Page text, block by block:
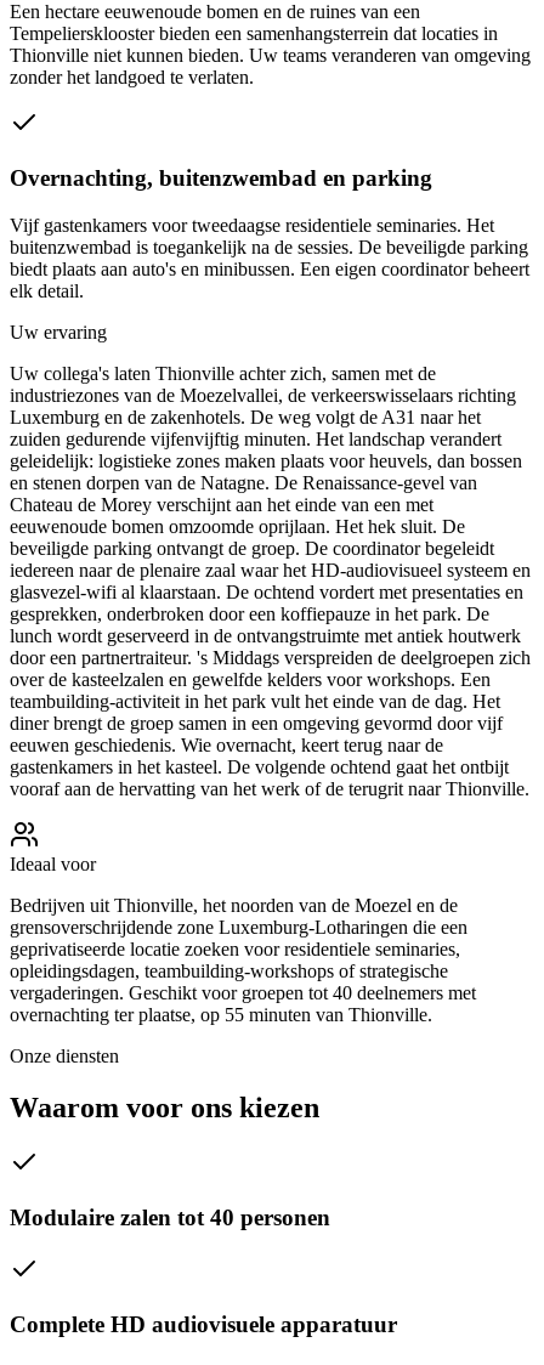
Een hectare eeuwenoude bomen en de ruines van een
Tempeliersklooster bieden een samenhangsterrein dat locaties in
Thionville niet kunnen bieden. Uw teams veranderen van omgeving
zonder het landgoed te verlaten.
Overnachting, buitenzwembad en parking
Vijf gastenkamers voor tweedaagse residentiele seminaries. Het
buitenzwembad is toegankelijk na de sessies. De beveiligde parking
biedt plaats aan auto's en minibussen. Een eigen coordinator beheert
elk detail.
Uw ervaring
Uw collega's laten Thionville achter zich, samen met de
industriezones van de Moezelvallei, de verkeerswisselaars richting
Luxemburg en de zakenhotels. De weg volgt de A31 naar het
zuiden gedurende vijfenvijftig minuten. Het landschap verandert
geleidelijk: logistieke zones maken plaats voor heuvels, dan bossen
en stenen dorpen van de Natagne. De Renaissance-gevel van
Chateau de Morey verschijnt aan het einde van een met
eeuwenoude bomen omzoomde oprijlaan. Het hek sluit. De
beveiligde parking ontvangt de groep. De coordinator begeleidt
iedereen naar de plenaire zaal waar het HD-audiovisueel systeem en
glasvezel-wifi al klaarstaan. De ochtend vordert met presentaties en
gesprekken, onderbroken door een koffiepauze in het park. De
lunch wordt geserveerd in de ontvangstruimte met antiek houtwerk
door een partnertraiteur. 's Middags verspreiden de deelgroepen zich
over de kasteelzalen en gewelfde kelders voor workshops. Een
teambuilding-activiteit in het park vult het einde van de dag. Het
diner brengt de groep samen in een omgeving gevormd door vijf
eeuwen geschiedenis. Wie overnacht, keert terug naar de
gastenkamers in het kasteel. De volgende ochtend gaat het ontbijt
vooraf aan de hervatting van het werk of de terugrit naar Thionville.
Ideaal voor
Bedrijven uit Thionville, het noorden van de Moezel en de
grensoverschrijdende zone Luxemburg-Lotharingen die een
geprivatiseerde locatie zoeken voor residentiele seminaries,
opleidingsdagen, teambuilding-workshops of strategische
vergaderingen. Geschikt voor groepen tot 40 deelnemers met
overnachting ter plaatse, op 55 minuten van Thionville.
Onze diensten
Waarom voor ons kiezen
Modulaire zalen tot 40 personen
Complete HD audiovisuele apparatuur